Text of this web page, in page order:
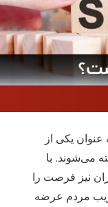
عنوان یکی از
می‌شوند. با
نیز فرصت را
مردم عرضه